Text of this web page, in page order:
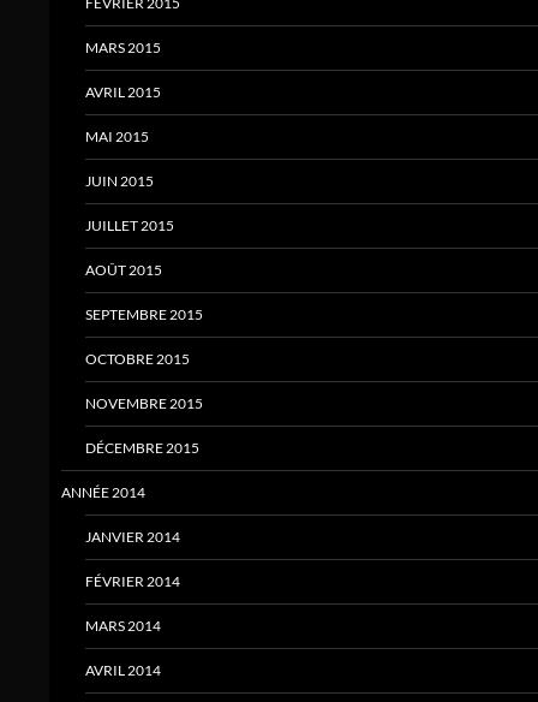
MARS 2015
AVRIL 2015
MAI 2015
JUIN 2015
JUILLET 2015
AOÛT 2015
SEPTEMBRE 2015
OCTOBRE 2015
NOVEMBRE 2015
DÉCEMBRE 2015
ANNÉE 2014
JANVIER 2014
FÉVRIER 2014
MARS 2014
AVRIL 2014